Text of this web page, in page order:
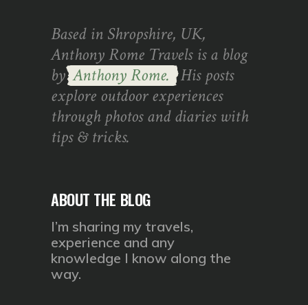
Based in Shropshire, UK,
Anthony Rome Travels is a blog
byAnthony Rome. His posts
explore outdoor experiences
through photos and diaries with
tips & tricks.
ABOUT THE BLOG
I’m sharing my travels,
experience and any
knowledge I know along the
way.